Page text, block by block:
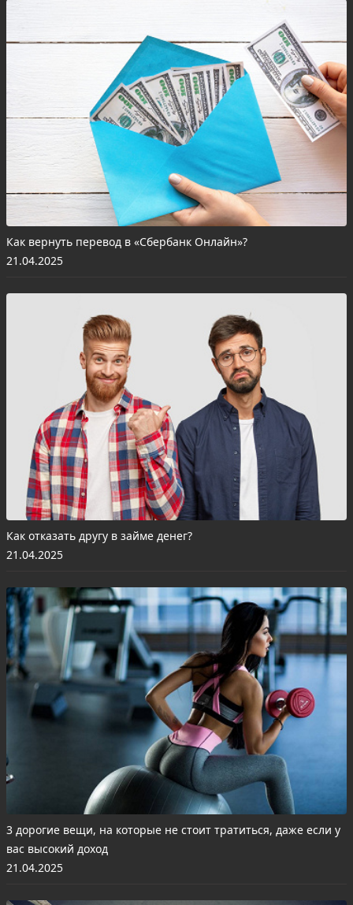
Как вернуть перевод в «Сбербанк Онлайн»?
21.04.2025
Как отказать другу в займе денег?
21.04.2025
3 дорогие вещи, на которые не стоит тратиться, даже если у
вас высокий доход
21.04.2025